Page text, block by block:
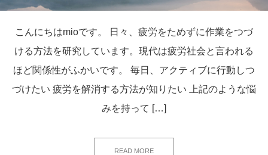
こんにちはmioです。 日々、疲労をためずに作業をつづ
ける方法を研究しています。現代は疲労社会と言われる
ほど関係性がふかいです。 毎日、アクティブに行動しつ
づけたい 疲労を解消する方法が知りたい 上記のような悩
みを持って […]
READ MORE